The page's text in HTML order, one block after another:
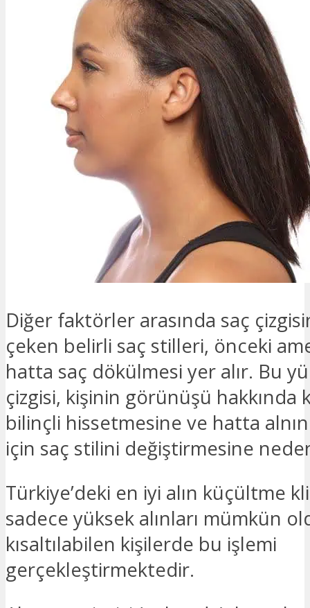
Diğer faktörler arasında saç
çeken belirli saç stilleri, önceki
hatta saç dökülmesi yer alır. Bu
çizgisi, kişinin görünüşü hakkında
bilinçli hissetmesine ve hatta
için saç stilini değiştirmesine
Türkiye’deki en iyi alın küçültme
sadece yüksek alınları mümkün
kısaltılabilen kişilerde bu işlemi
gerçekleştirmektedir.